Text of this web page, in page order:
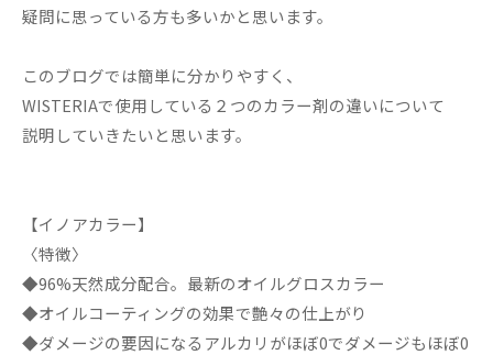
疑問に思っている方も多いかと思います。
このブログでは簡単に分かりやすく、
WISTERIAで使用している２つのカラー剤の違いについて
説明していきたいと思います。
【イノアカラー】
〈特徴〉
◆96%天然成分配合。最新のオイルグロスカラー
◆オイルコーティングの効果で艶々の仕上がり
◆ダメージの要因になるアルカリがほぼ0でダメージもほぼ0